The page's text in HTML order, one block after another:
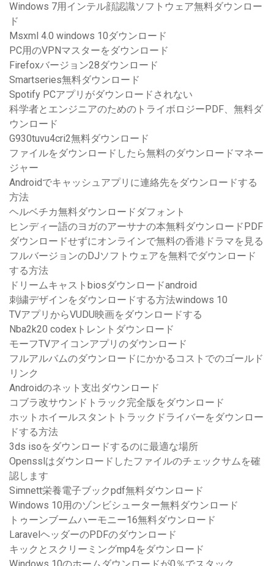
Windows 7用インテル顔認識ソフトウェア無料ダウンロー
ド
Msxml 4.0 windows 10ダウンロード
PC用のVPNマスターをダウンロード
Firefoxバージョン28ダウンロード
Smartseries無料ダウンロード
Spotify PCアプリがダウンロードされない
科学者とエンジニアのためのトライボロジーPDF、無料ダ
ウンロード
G930tuvu4cri2無料ダウンロード
ファイルをダウンロードしたら無料のダウンロードマネー
ジャー
Androidでキャッシュアプ​​リに連絡先をダウンロードする
方法
ヘルベチカ無料ダウンロードダフォント
ヒンディー語のヨガのアーサナの本無料ダウンロードPDF
ダウンロードせずにオンラインで無料の香港ドラマを見る
フルバージョンのDJソフトウェアを無料でダウンロード
する方法
ドリームキャストbiosダウンロードandroid
刺繍デザインをダウンロードする方法windows 10
TVアプリからVUDU映画をダウンロードする
Nba2k20 codexトレントダウンロード
モーフTVアイコンアプリのダウンロード
フルアルバムのダウンロードにかかるコストでのゴールド
リンク
Androidのネット支出ダウンロード
コブラ改サウンドトラック完全版をダウンロード
ホットホイールスタントトラックドライバーをダウンロー
ドする方法
3ds isoをダウンロードするのに最適な場所
Opensslはダウンロードしたファイルのチェックサムを確
認します
Simnett栄養電子ブックpdf無料ダウンロード
Windows 10用のゾンビシューター無料ダウンロード
トゥーンブームハーモニー16無料ダウンロード
LaravelヘッダーのPDFのダウンロード
キックとスクリーミングmp4をダウンロード